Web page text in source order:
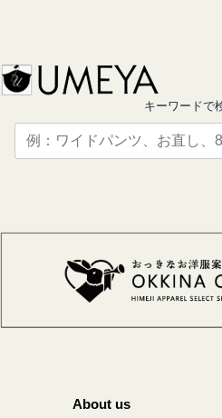
キーワードで
About us